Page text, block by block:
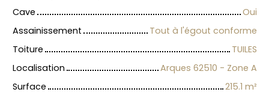
Cave
Oui
Assainissement
Tout à l'égout conforme
Toiture
TUILES
Localisation
Arques 62510 - Zone A
Surface
215.1 m²